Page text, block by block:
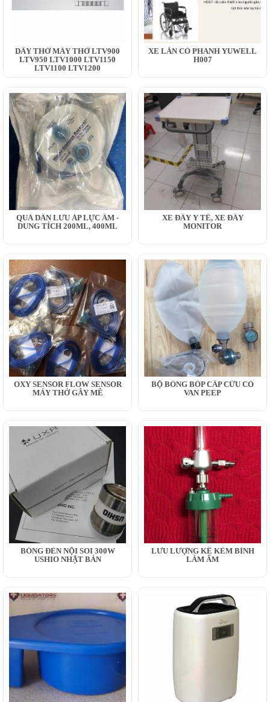
DÂY THỞ MÁY THỞ LTV900
LTV950 LTV1000 LTV1150
LTV1100 LTV1200
XE LĂN CÓ PHANH YUWELL
H007
QUẢ DẪN LƯU ÁP LỰC ÂM -
DUNG TÍCH 200ML, 400ML
XE ĐẨY Y TẾ, XE ĐẨY
MONITOR
OXY SENSOR FLOW SENSOR
MÁY THỞ GÂY MÊ
BỘ BÓNG BÓP CẤP CỨU CÓ
VAN PEEP
BÓNG ĐÈN NỘI SOI 300W
USHIO NHẬT BẢN
LƯU LƯỢNG KẾ KÈM BÌNH
LÀM ẨM